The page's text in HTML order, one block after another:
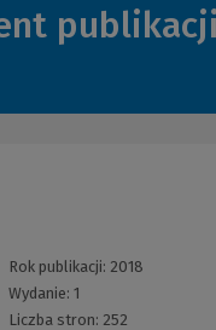
Rok publikacji: 2018
Wydanie:1
Liczba stron: 252